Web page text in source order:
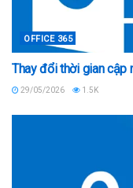
OFFICE 365
Thay đổi thời gian cập
29/05/2026 1.5K